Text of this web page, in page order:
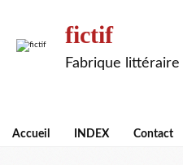
fictif
Fabrique
Accueil INDEX Contact